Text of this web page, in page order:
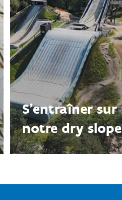
S'entraîner sur
notre dry slope